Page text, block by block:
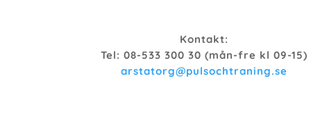
Kontakt:
Tel: 08-533 300 30 (mån-fre kl 09-15)
arstatorg@pulsochtraning.se